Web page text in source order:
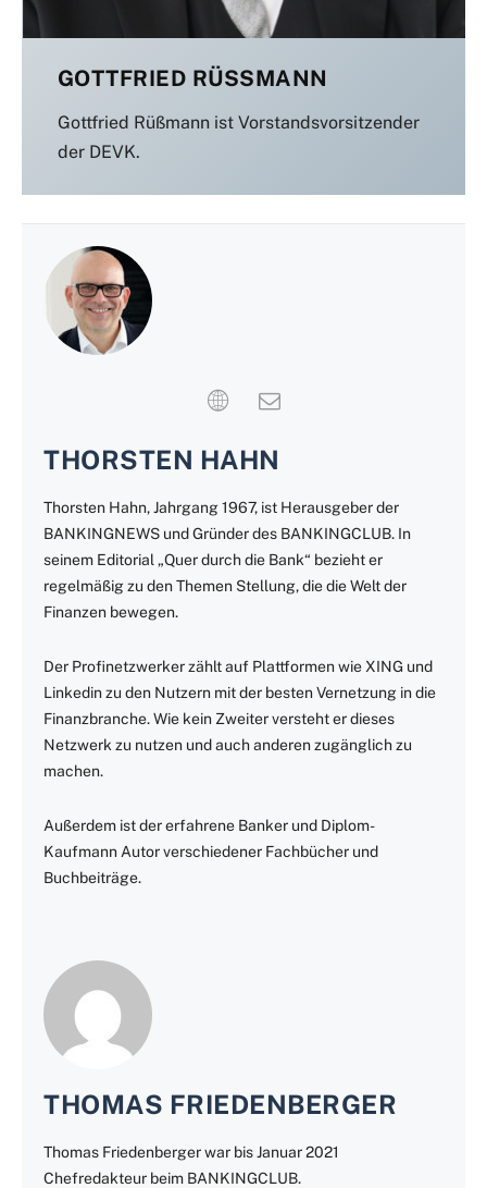
GOTTFRIED RÜSSMANN
Gottfried Rüßmann ist Vorstandsvorsitzender
der DEVK.
THORSTEN HAHN
Thorsten Hahn, Jahrgang 1967, ist Herausgeber der
BANKINGNEWS und Gründer des BANKINGCLUB. In
seinem Editorial „Quer durch die Bank“ bezieht er
regelmäßig zu den Themen Stellung, die die Welt der
Finanzen bewegen.
Der Profinetzwerker zählt auf Plattformen wie XING und
Linkedin zu den Nutzern mit der besten Vernetzung in die
Finanzbranche. Wie kein Zweiter versteht er dieses
Netzwerk zu nutzen und auch anderen zugänglich zu
machen.
Außerdem ist der erfahrene Banker und Diplom-
Kaufmann Autor verschiedener Fachbücher und
Buchbeiträge.
THOMAS FRIEDENBERGER
Thomas Friedenberger war bis Januar 2021
Chefredakteur beim BANKINGCLUB.